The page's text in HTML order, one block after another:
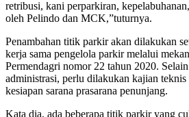
retribusi, kani perparkiran,
oleh Pelindo dan MCK,”tuturnya.
Penambahan titik parkir akan dilakukan
kerja sama pengelola parkir melalui
Permendagri nomor 22 tahun 2020.
administrasi, perlu dilakukan kajian teknis
kesiapan sarana prasarana penunjang.
Kata dia, ada beberapa titik parkir yang